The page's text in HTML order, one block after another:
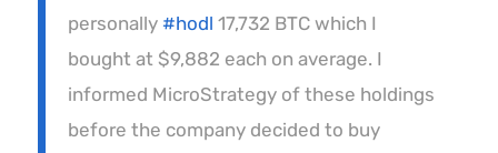
personally #hodl 17,732 BTC which I
bought at $9,882 each on average. I
informed MicroStrategy of these holdings
before the company decided to buy